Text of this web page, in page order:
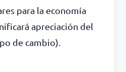
para la economía
apreciación del
de cambio).